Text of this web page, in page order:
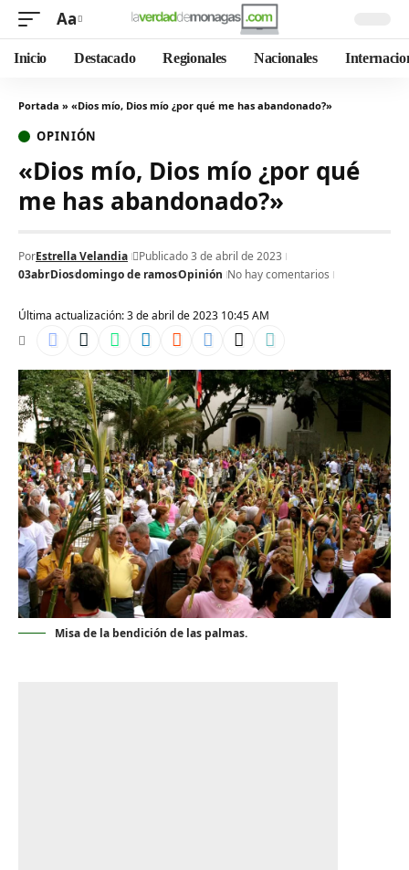
Aa
Inicio Destacado Regionales Nacionales
Portada » «Dios mío, Dios mío ¿por qué me has abandonado?»
OPINIÓN
«Dios mío, Dios mío ¿por qué
me has abandonado?»
Última actualización: 3 de abril de 2023 10:45 AM
PorEstrella Velandia
Publicado 3 de abril de 2023
03abrDiosdomingo de ramosOpinión No hay comentarios
Misa de la bendición de las palmas.